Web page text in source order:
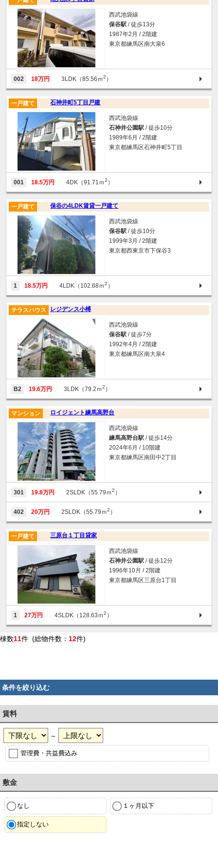
西武池袋線
保谷駅 / 徒歩13分
1987年2月 / 2階建
東京都練馬区南大泉6
002 18万円 3LDK（85.56ｍ2 ）
石神井町5丁目戸建
一戸建て
西武池袋線
石神井公園駅 / 徒歩10分
1989年6月 / 2階建
東京都練馬区石神井町5丁目
001 18.5万円 4DK（91.71ｍ2 ）
保谷の4LDK賃貸一戸建て
一戸建て
西武池袋線
保谷駅 / 徒歩10分
1999年3月 / 2階建
東京都西東京市下保谷3
1 18.5万円 4LDK（102.68ｍ2 ）
レジデンス小榑
テラスハウス
西武池袋線
保谷駅 / 徒歩7分
1992年4月 / 2階建
東京都練馬区南大泉4
B2 19.6万円 3LDK（79.2ｍ2 ）
ロイジェント練馬高野台
マンション
西武池袋線
練馬高野台駅 / 徒歩14分
2024年6月 / 10階建
東京都練馬区南田中2丁目
301 19.8万円 2SLDK（55.79ｍ2 ）
402 20万円 2SLDK（55.79ｍ2 ）
三原台１丁目貸家
一戸建て
西武池袋線
石神井公園駅 / 徒歩12分
1996年10月 / 2階建
東京都練馬区三原台1丁目
1 27万円 4SLDK（128.63ｍ2 ）
棟数11件 (総物件数： 12件)
条件を絞り込む
賃料
～
管理費・共益費込み
敷金
なし １ヶ月以下
指定しない